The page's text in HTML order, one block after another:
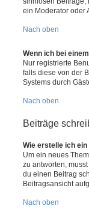
ein Moderator oder
Nach oben
Wenn ich bei
Nur registrierte
falls diese von der
Systems durch
Nach oben
Beiträge
Wie erstelle ich
Um ein neues
zu antworten,
du einen Beitrag
Beitragsansicht
Nach oben